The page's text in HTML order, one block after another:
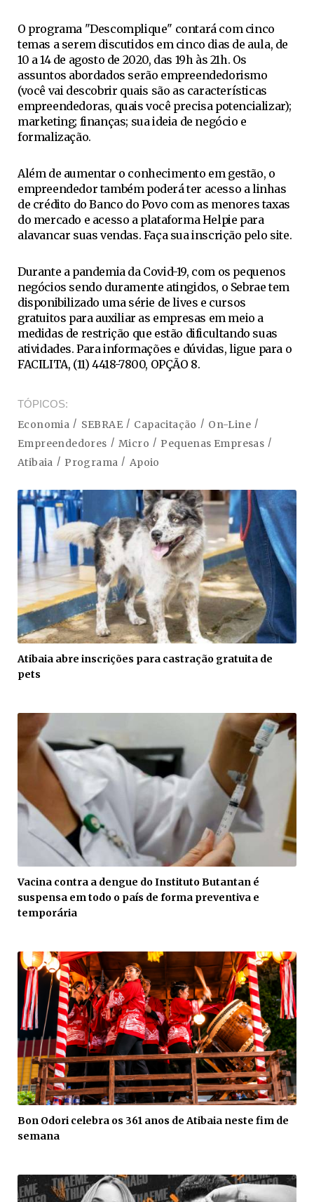
O programa "Descomplique" contará com cinco
temas a serem discutidos em cinco dias de aula, de
10 a 14 de agosto de 2020, das 19h às 21h. Os
assuntos abordados serão empreendedorismo
(você vai descobrir quais são as características
empreendedoras, quais você precisa potencializar);
marketing; finanças; sua ideia de negócio e
formalização.
Além de aumentar o conhecimento em gestão, o
empreendedor também poderá ter acesso a linhas
de crédito do Banco do Povo com as menores taxas
do mercado e acesso a plataforma Helpie para
alavancar suas vendas. Faça sua inscrição pelo site.
Durante a pandemia da Covid-19, com os pequenos
negócios sendo duramente atingidos, o Sebrae tem
disponibilizado uma série de lives e cursos
gratuitos para auxiliar as empresas em meio a
medidas de restrição que estão dificultando suas
atividades. Para informações e dúvidas, ligue para o
FACILITA, (11) 4418-7800, OPÇÃO 8.
TÓPICOS
Economia SEBRAE Capacitação
On-Line
Empreendedores
Micro
Pequenas Empresas
Atibaia
Programa Apoio
Atibaia abre inscrições para castração gratuita de
pets
Vacina contra a dengue do Instituto Butantan é
suspensa em todo o país de forma preventiva e
temporária
Bon Odori celebra os 361 anos de Atibaia neste fim de
semana